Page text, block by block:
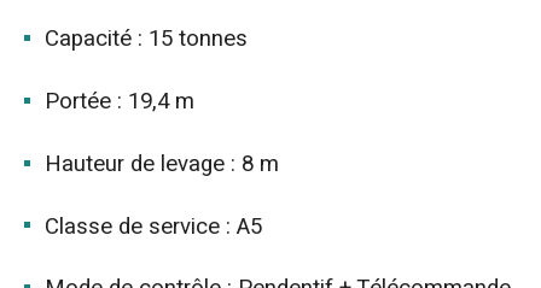
Capacité : 15 tonnes
Portée : 19,4 m
Hauteur de levage : 8 m
Classe de service : A5